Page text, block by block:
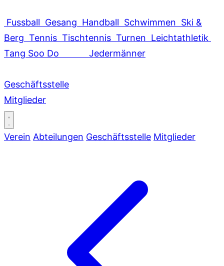
Fussball Gesang Handball Schwimmen Ski &
Berg Tennis Tischtennis Turnen Leichtathletik
Tang Soo Do
Jedermänner
Geschäftsstelle
Mitglieder
Verein Abteilungen Geschäftsstelle Mitglieder